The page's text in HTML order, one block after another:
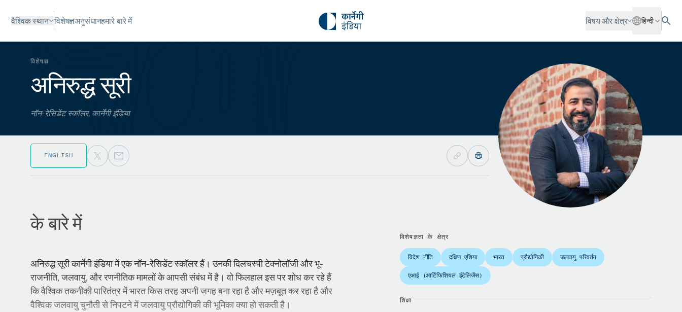
वैश्विक स्थान विशेषज्ञअनुसंधानहमारे बारे में विषय और क्षेत्र हिन्दी
विशेषज्ञ
अनिरुद्ध सूरी
नॉन-रेसिडेंट स्कॉलर, कार्नेगी इंडिया
ENGLISH
के बारे में
अनिरुद्ध सूरी कार्नेगी इंडिया में एक नॉन-रेसिडेंट स्कॉलर हैं। उनकी दिलचस्पी टेक्नोलॉजी और भू-
राजनीति, जलवायु, और रणनीतिक मामलों के आपसी संबंध में है। वो फिलहाल इस पर शोध कर रहे हैं
कि वैश्विक तकनीकी पारितंत्र में भारत किस तरह अपनी जगह बना रहा है और मज़बूत कर रहा है और
वैश्विक जलवायु चुनौती से निपटने में जलवायु प्रौद्योगिकी की भूमिका क्या हो सकती है।
विशेषज्ञता के क्षेत्र
विदेश नीति दक्षिण एशिया भारत प्रौद्योगिकी जलवायु परिवर्तन
एआई (आर्टिफिशियल इंटेलिजेंस)
शिक्षा